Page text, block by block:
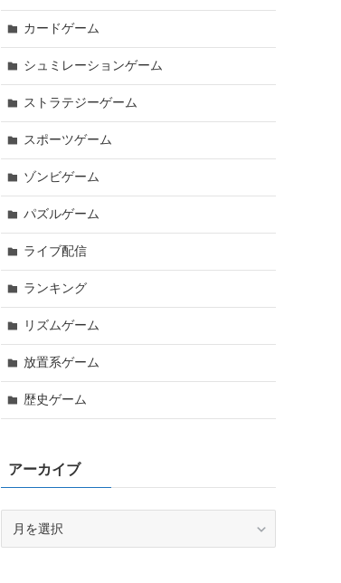
カードゲーム
シュミレーションゲーム
ストラテジーゲーム
スポーツゲーム
ゾンビゲーム
パズルゲーム
ライブ配信
ランキング
リズムゲーム
放置系ゲーム
歴史ゲーム
アーカイブ